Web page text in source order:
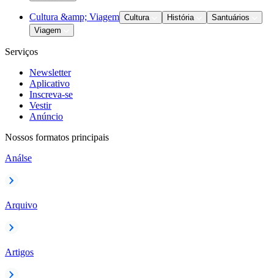
Cultura &amp; Viagem Cultura História
Santuários
Viagem
Serviços
Newsletter
Aplicativo
Inscreva-se
Vestir
Anúncio
Nossos formatos principais
Análse
Arquivo
Artigos